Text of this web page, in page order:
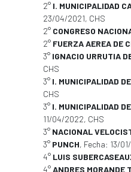
2° I. MUNICIPALIDAD
23/04/2021, CHS
2° CONGRESO
2° FUERZA AEREA DE
3° IGNACIO URRUTIA
CHS
3° I. MUNICIPALIDAD
CHS
3° I. MUNICIPALIDAD
11/04/2022, CHS
3° NACIONAL
3° PUNCH, Fecha: 13/
4° LUIS
4°ANDRES MORANDE